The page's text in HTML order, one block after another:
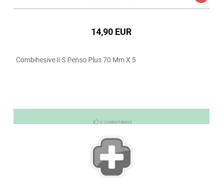
14,90 EUR
Combihesive Ii S Penso Plus 70 Mm X 5
0 COMENTÁRIOS